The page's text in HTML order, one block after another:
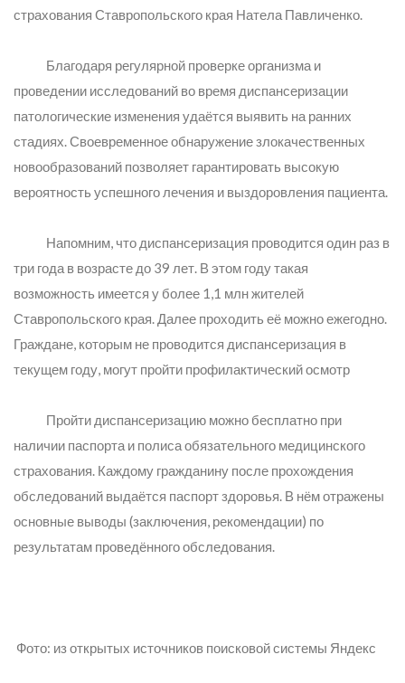
страхования Ставропольского края Натела Павличенко.
Благодаря регулярной проверке организма и
проведении исследований во время диспансеризации
патологические изменения удаётся выявить на ранних
стадиях. Своевременное обнаружение злокачественных
новообразований позволяет гарантировать высокую
вероятность успешного лечения и выздоровления пациента.
Напомним, что диспансеризация проводится один раз в
три года в возрасте до 39 лет. В этом году такая
возможность имеется у более 1,1 млн жителей
Ставропольского края. Далее проходить её можно ежегодно.
Граждане, которым не проводится диспансеризация в
текущем году, могут пройти профилактический осмотр
Пройти диспансеризацию можно бесплатно при
наличии паспорта и полиса обязательного медицинского
страхования. Каждому гражданину после прохождения
обследований выдаётся паспорт здоровья. В нём отражены
основные выводы (заключения, рекомендации) по
результатам проведённого обследования.
Фото: из открытых источников поисковой системы Яндекс